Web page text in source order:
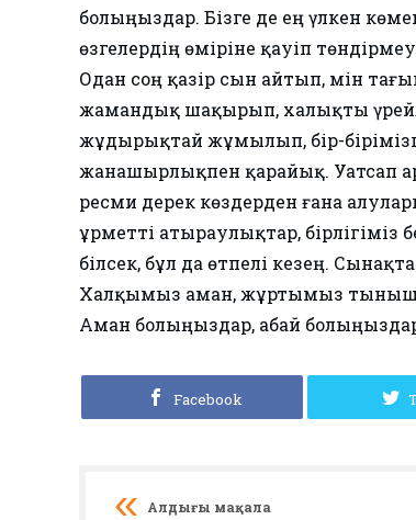
болыңыздар. Бізге де ең үлкен
өзгелердің өміріне қауіп
Одан соң қазір сын айтып, мін
жамандық шақырып, халықты
жұдырықтай жұмылып, бір-
жанашырлықпен қарайық. Уатсап
ресми дерек көздерден ғана
Құрметті атыраулықтар, бірлігіміз
білсек, бұл да өтпелі кезең.
Халқымыз аман, жұртымыз тыныш
Аман болыңыздар, абай
Facebook
Алдыңғы мақала